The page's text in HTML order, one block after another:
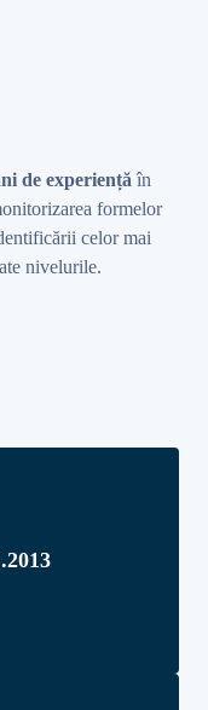
de experiență în
formelor
celor mai
nivelurile.